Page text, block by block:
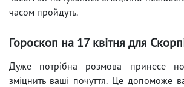
часом пройдуть.
Гороскоп на 17 квітня для
Дуже потрібна розмова принесе
зміцнить ваші почуття. Це допоможе